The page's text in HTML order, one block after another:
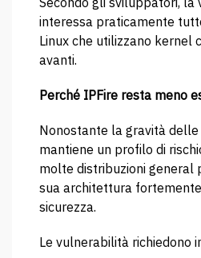
interessa praticamente
Linux che utilizzano kernel
avanti.
Perché IPFire resta meno
Nonostante la gravità
mantiene un profilo di
molte distribuzioni general
sua architettura
sicurezza.
Le vulnerabilità richiedono